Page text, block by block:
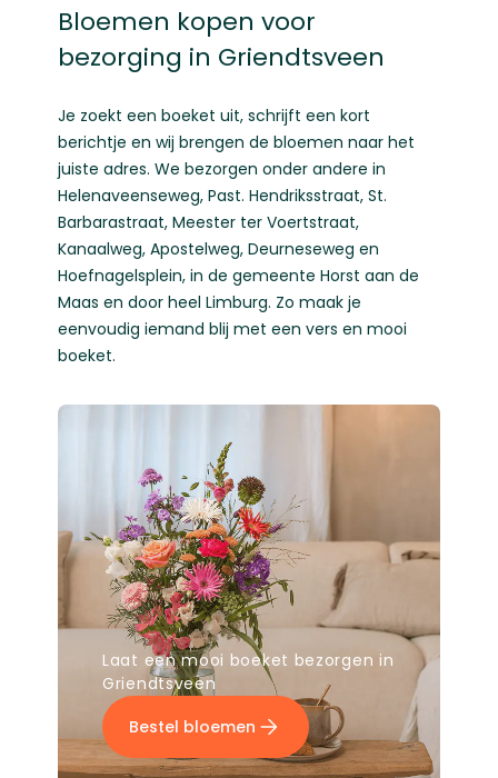
Bloemen kopen voor
bezorging in Griendtsveen
Je zoekt een boeket uit, schrijft een kort
berichtje en wij brengen de bloemen naar het
juiste adres. We bezorgen onder andere in
Helenaveenseweg, Past. Hendriksstraat, St.
Barbarastraat, Meester ter Voertstraat,
Kanaalweg, Apostelweg, Deurneseweg en
Hoefnagelsplein, in de gemeente Horst aan de
Maas en door heel Limburg. Zo maak je
eenvoudig iemand blij met een vers en mooi
boeket.
Laat een mooi boeket bezorgen in
Griendtsveen
Bestel bloemen